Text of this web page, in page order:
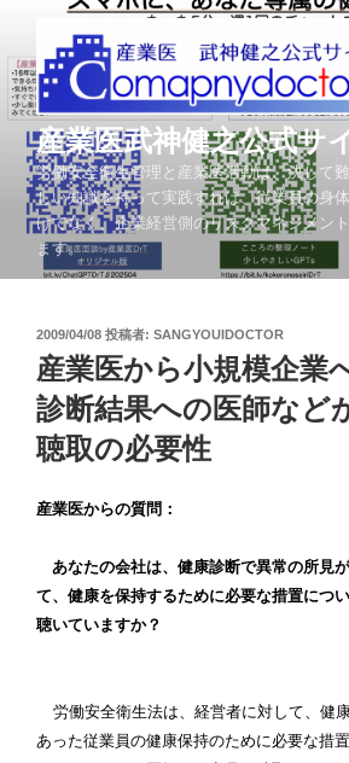
テ
ン
プ
産業医武神健之公式サ
労働安全衛生管理と産業医活動は、決して
しい知識を持って実践すれば、従業員の身
けでなく、企業経営側のリスクマネジメン
ます。
投
稿
日:
2009/04/08 投稿者: SANGYOUIDOCTOR
産業医から小規模企
診断結果への医師など
聴取の必要性
産業医からの質問：
あなたの会社は、健康診断で異常の所見
て、健康を保持するために必要な措置につ
聴いていますか？
労働安全衛生法は、経営者に対して、健
あった従業員の健康保持のために必要な措